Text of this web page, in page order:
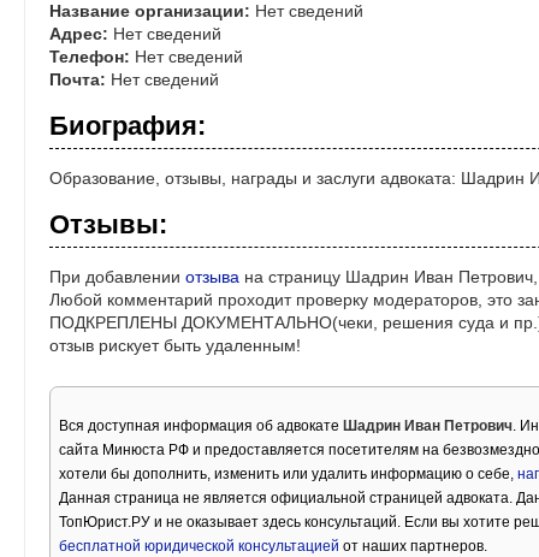
Название организации: Нет сведений
Адрес: Нет сведений
Телефон: Нет сведений
Почта: Нет сведений
Биография:
Образование, отзывы, награды и заслуги адвоката: Шадрин
Отзывы:
При добавлении отзыва на страницу Шадрин Иван
Любой комментарий проходит проверку модераторов, это
ПОДКРЕПЛЕНЫ ДОКУМЕНТАЛЬНО(чеки, решения суда и пр.)!
отзыв рискует быть удаленным!
Вся доступная информация об адвокате Шадрин Иван Петрович.
сайта Минюста РФ и предоставляется посетителям на
хотели бы дополнить, изменить или удалить информацию о себе,
Данная страница не является официальной страницей адвоката.
ТопЮрист.РУ и не оказывает здесь консультаций. Если вы хотите
бесплатной юридической консультацией от наших партнеров.